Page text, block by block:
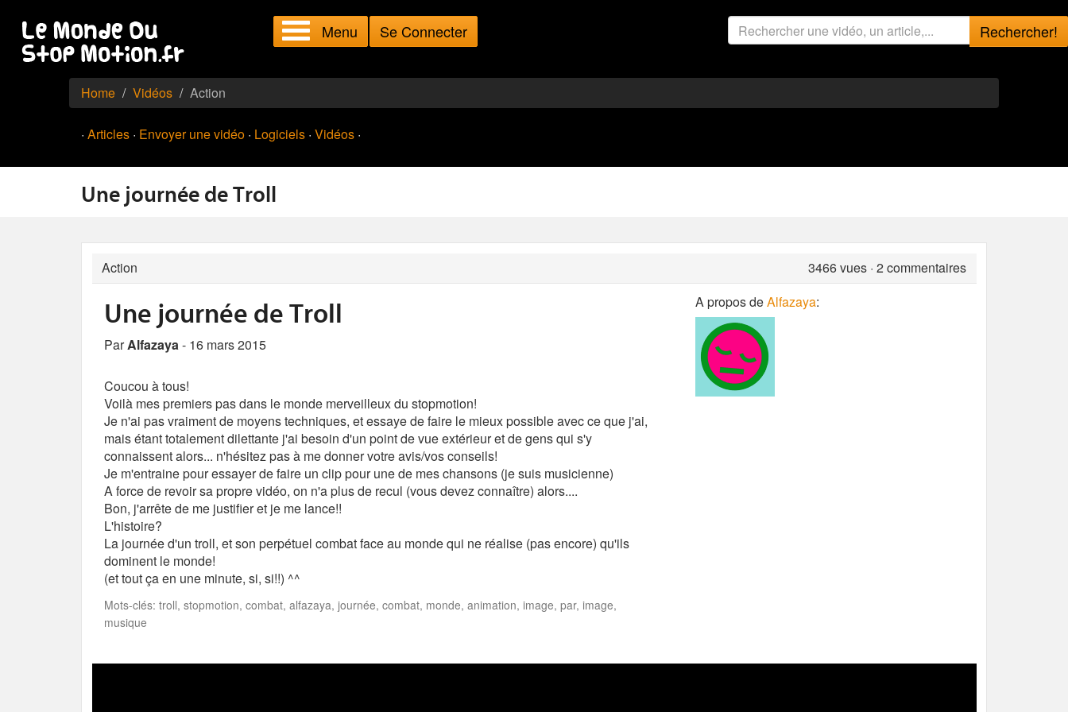
Menu Se Connecter Rechercher!
Home Vidéos Action
· Articles · Envoyer une vidéo · Logiciels · Vidéos ·
Une journée de Troll
Action 3466vues · 2 commentaires
Une journée de Troll
ParAlfazaya- 16 mars 2015
Coucou à tous!
Voilà mes premiers pas dans le monde merveilleux du stopmotion!
Je n'ai pas vraiment de moyens techniques, et essaye de faire le mieux possible avec ce que j'ai,
mais étant totalement dilettante j'ai besoin d'un point de vue extérieur et de gens qui s'y
connaissent alors... n'hésitez pas à me donner votre avis/vos conseils!
Je m'entraine pour essayer de faire un clip pour une de mes chansons (je suis musicienne)
A force de revoir sa propre vidéo, on n'a plus de recul (vous devez connaître) alors....
Bon, j'arrête de me justifier et je me lance!!
L'histoire?
La journée d'un troll, et son perpétuel combat face au monde qui ne réalise (pas encore) qu'ils
dominent le monde!
(et tout ça en une minute, si, si!!) ^^
Mots-clés: troll, stopmotion, combat, alfazaya, journée, combat, monde, animation, image, par, image,
musique
A propos deAlfazaya: